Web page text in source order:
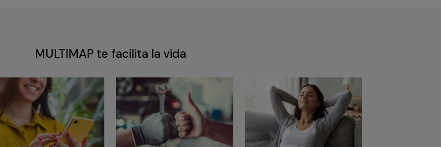
MULTIMAP te facilita la vida